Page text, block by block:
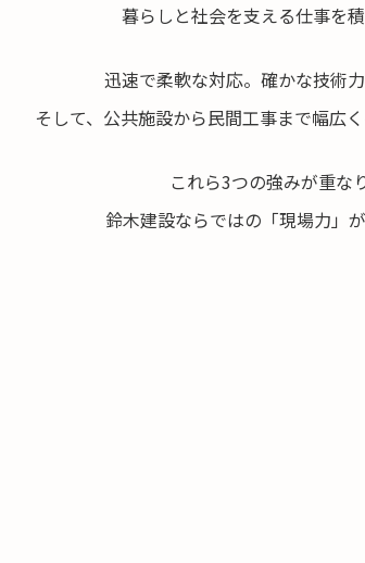
暮らしと社会を支える仕事を
迅速で柔軟な対応。確かな技術
そして、公共施設から民間工事まで幅広
これら3つの強みが重な
鈴木建設ならではの「現場力」